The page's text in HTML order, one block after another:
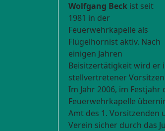
Wolfgang Beck ist seit
1981 in der
Feuerwehrkapelle als
Flügelhornist aktiv. Nach
einigen Jahren
Beisitzertätigkeit wird er
stellvertretener
Im Jahr 2006, im Festjahr
Feuerwehrkapelle
Amt des 1. Vorsitzenden
Verein sicher durch das